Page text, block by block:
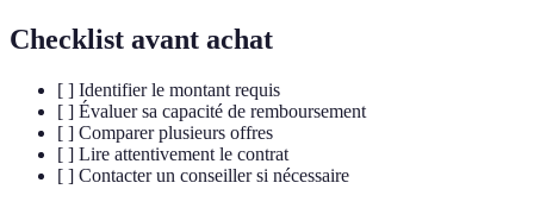
Checklist avant achat
[ ] Identifier le montant requis
[ ] Évaluer sa capacité de remboursement
[ ] Comparer plusieurs offres
[ ] Lire attentivement le contrat
[ ] Contacter un conseiller si nécessaire